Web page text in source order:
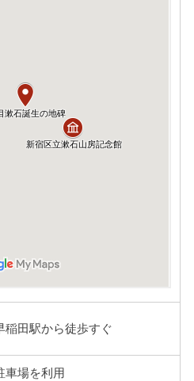
稲田駅から徒歩すぐ
車場を利用